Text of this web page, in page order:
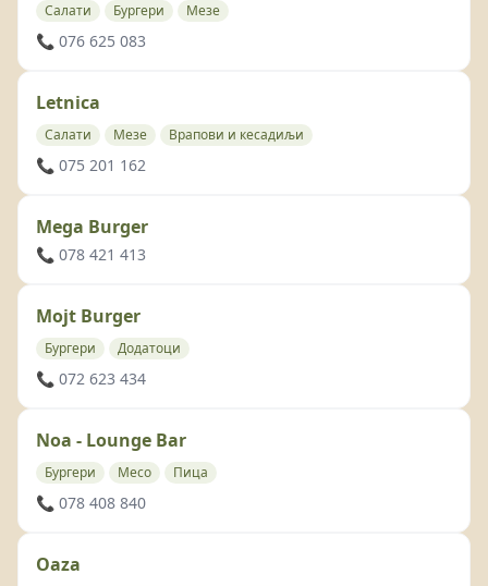
Салати Бургери Мезе
📞 076 625 083
Letnica
Салати Мезе Врапови и кесадиљи
📞 075 201 162
Mega Burger
📞 078 421 413
Mojt Burger
Бургери Додатоци
📞 072 623 434
Noa - Lounge Bar
Бургери Месо Пица
📞 078 408 840
Oaza